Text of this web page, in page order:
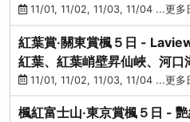
杏大道
11/01, 11/02, 11/03, 11/04 ...更多
紅葉賞‧關東賞楓５日 -
紅葉、紅葉峭壁昇仙峽、河
山、海鮮盛宴
11/01, 11/02, 11/03, 11/04 ...更多
楓紅富士山‧東京賞楓５日 -